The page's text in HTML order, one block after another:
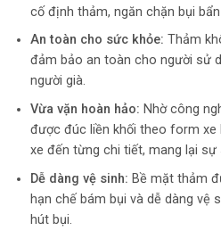
cố định thảm, ngăn chặn bụi
An toàn cho sức khỏe: Thảm
đảm bảo an toàn cho người sử
người già.
Vừa vặn hoàn hảo: Nhờ công
được đúc liền khối theo form xe
xe đến từng chi tiết, mang lại sự
Dễ dàng vệ sinh: Bề mặt thảm
hạn chế bám bụi và dễ dàng vệ
hút bụi.